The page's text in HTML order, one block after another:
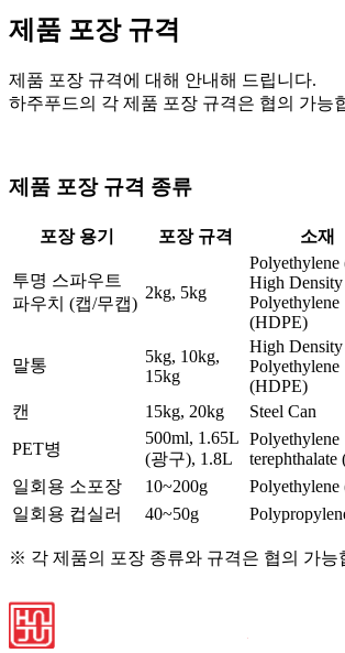
제품 포장 규격
제품 포장 규격에 대해 안내해 드립니다.
하주푸드의 각 제품 포장 규격은 협의 가능
제품 포장 규격 종류
포장 용기 포장 규격 소재
투명 스파우트
파우치 (캡/무캡)
2kg, 5kg
Polyethylene
High Density
Polyethylene
(HDPE)
말통
5kg, 10kg,
15kg
High Density
Polyethylene
(HDPE)
캔
15kg, 20kg Steel Can
PET병
500ml, 1.65L
(광구), 1.8L
Polyethylene
terephthalate
일회용 소포장
10~200g
Polyethylene
일회용 컵실러
40~50g
※ 각 제품의 포장 종류와 규격은 협의 가능